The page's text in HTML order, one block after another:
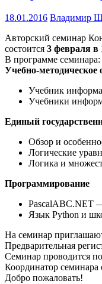
18.01.2016 Владимир
Авторский семинар
состоится 3 февраля в
В программе семинара:
Учебно-методическое
Учебник
Учебники
Единый
Обзор и
Логические
Логика и
Программирование
PascalABC.NET
Язык Python и
На семинар
Предварительная
Семинар проводится
Координатор
Добро пожаловать!